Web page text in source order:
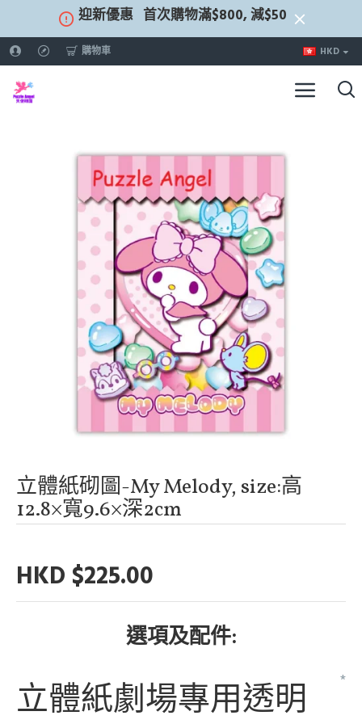
迎新優惠 首次購物滿$800, 減$50
購物車 HKD
立體紙砌圖-My Melody, size:高
12.8×寬9.6×深2cm
HKD $225.00
選項及配件:
立體紙劇場專用透明